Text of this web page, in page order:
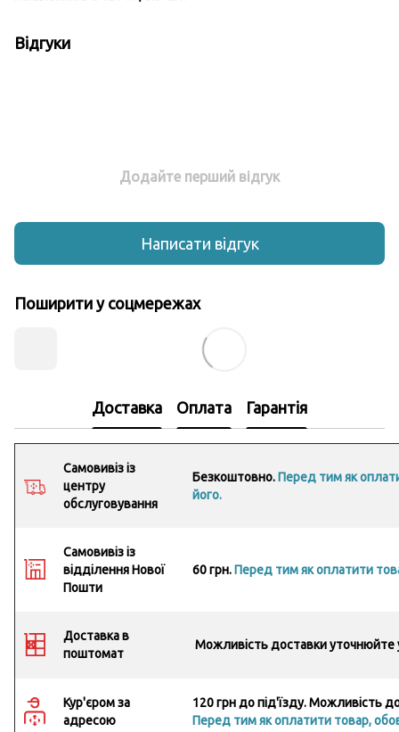
Відгуки
Додайте перший відгук
Написати відгук
Поширити у соцмережах
Доставка Оплата Гарантія
Самовивіз із
центру
обслуговування
Безкоштовно. Перед тим як
його.
Самовивіз із
відділення Нової
Пошти
60 грн.Перед тим як оплатити
Доставка в
поштомат
Можливість доставки уточнюйте
Кур'єром за
адресою
120 грн до під'їзду. Можливість
Перед тим як оплатити товар,